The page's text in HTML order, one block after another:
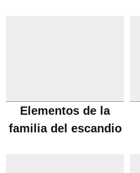
Elementos de la
familia del escandio